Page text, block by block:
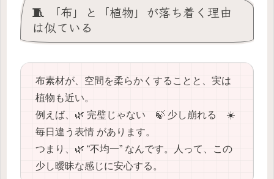
🧵 「布」と「植物」が落ち着く理由
は似ている
布素材が、空間を柔らかくすることと、実は
植物も近い。
例えば、🌿 完璧じゃない 🍃 少し崩れる ☀️
毎日違う表情 があります。
つまり、🌿 “不均一” なんです。人って、この
少し曖昧な感じに安心する。